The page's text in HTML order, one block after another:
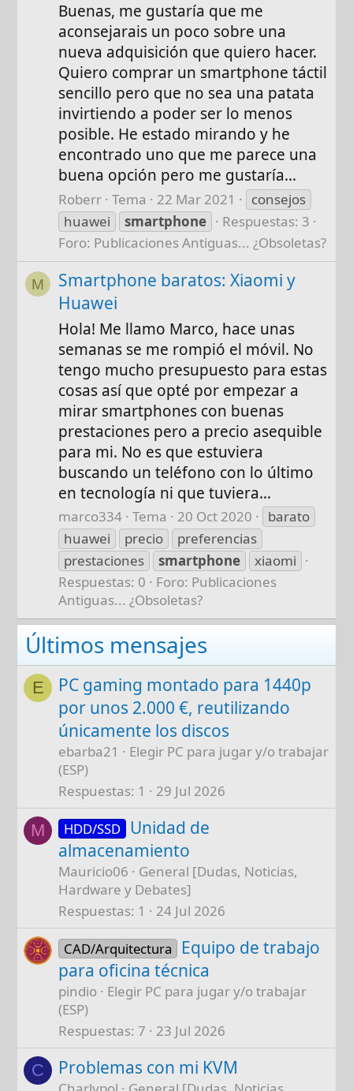
Buenas, me gustaría que me
aconsejarais un poco sobre una
nueva adquisición que quiero hacer.
Quiero comprar un smartphone táctil
sencillo pero que no sea una patata
invirtiendo a poder ser lo menos
posible. He estado mirando y he
encontrado uno que me parece una
buena opción pero me gustaría...
Roberr Tema 22 Mar 2021
consejos
huawei
smartphone
Respuestas: 3
Foro: Publicaciones Antiguas... ¿Obsoletas?
M
Smartphone baratos: Xiaomi y
Huawei
Hola! Me llamo Marco, hace unas
semanas se me rompió el móvil. No
tengo mucho presupuesto para estas
cosas así que opté por empezar a
mirar smartphones con buenas
prestaciones pero a precio asequible
para mi. No es que estuviera
buscando un teléfono con lo último
en tecnología ni que tuviera...
marco334 Tema 20 Oct 2020
barato
huawei
precio
preferencias
prestaciones
smartphone
xiaomi
Respuestas: 0
Foro: Publicaciones
Antiguas... ¿Obsoletas?
Últimos mensajes
E
PC gaming montado para 1440p
por unos 2.000 €, reutilizando
únicamente los discos
ebarba21
Elegir PC para jugar y/o trabajar
(ESP)
Respuestas 1 29 Jul 2026
M HDD/SSD Unidad de
almacenamiento
Mauricio06
General [Dudas, Noticias,
Hardware y Debates]
Respuestas 1 24 Jul 2026
CAD/Arquitectura
Equipo de trabajo
para oficina técnica
pindio
Elegir PC para jugar y/o trabajar
(ESP)
Respuestas 7 23 Jul 2026
C Problemas con mi KVM